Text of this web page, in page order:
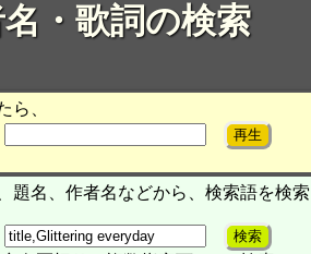
・歌詞の検索
ら、
題名、作者名などから、検索語を検